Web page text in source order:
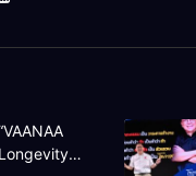
Longevity